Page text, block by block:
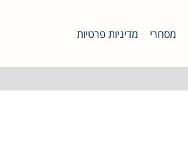
מסחרי מדיניות פרטיות